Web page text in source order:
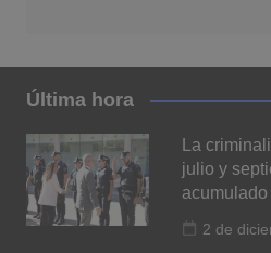
Última hora
La
julio y
2 de